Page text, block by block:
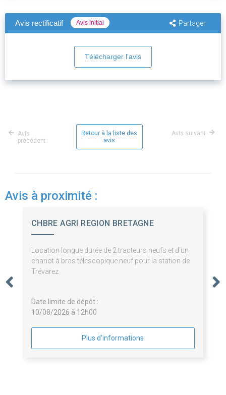
Avis rectificatif Avis initial Partager
Télécharger l'avis
Avis
précédent
Retour à la liste des
avis
Avis suivant
Avis à proximité :
CHBRE AGRI REGION BRETAGNE
Location longue durée de 2 tracteurs neufs et d'un
chariot à bras télescopique neuf pour la station de
Trévarez
Date limite de dépôt :
10/08/2026 à 12h00
Plus d'informations